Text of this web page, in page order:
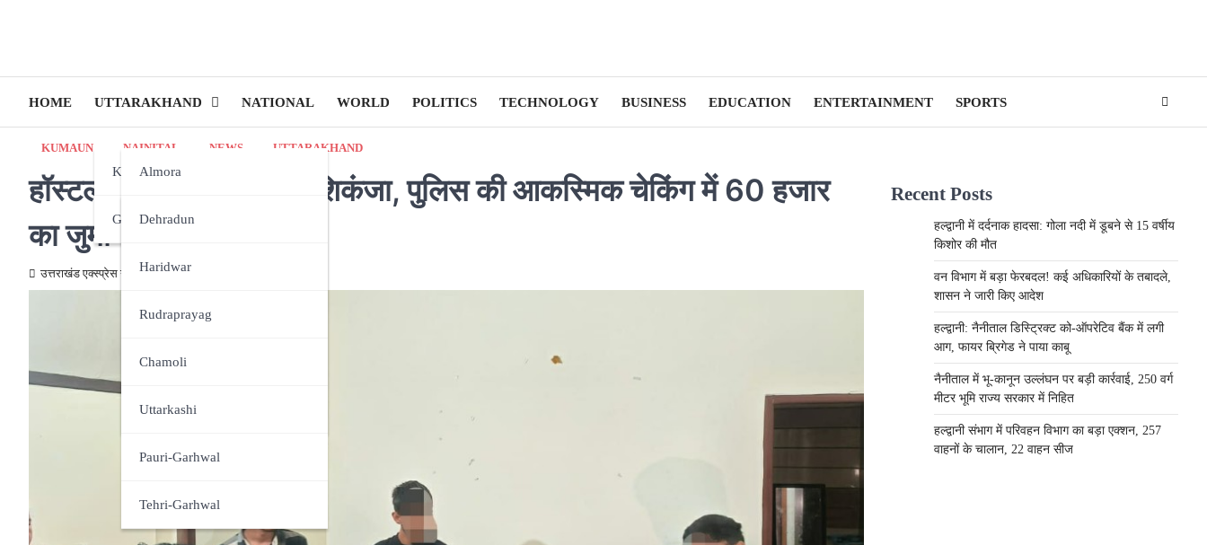
HOME UTTARAKHAND
KumaunAlmora
Bageshwar
Champawat
Nainital
Pithoragarh
Udham Singh Nagar
GarhwalDehradun
Haridwar
Rudraprayag
Chamoli
Uttarkashi
Pauri-Garhwal
Tehri-Garhwal
NATIONAL WORLD POLITICS TECHNOLOGY BUSINESS EDUCATION ENTERTAINMENT SPORTS
KUMAUN NAINITAL NEWS UTTARAKHAND
हॉस्टल–पीजी संचालकों पर शिकंजा, पुलिस की आकस्मिक चेकिंग में 60 हजार
का जुर्माना
उत्तराखंड एक्स्प्रेस न्यूज़ August 27, 2025
Recent Posts
हल्द्वानी में दर्दनाक हादसा: गोला नदी में डूबने से 15 वर्षीय
किशोर की मौत
वन विभाग में बड़ा फेरबदल! कई अधिकारियों के तबादले,
शासन ने जारी किए आदेश
हल्द्वानी: नैनीताल डिस्ट्रिक्ट को-ऑपरेटिव बैंक में लगी
आग, फायर ब्रिगेड ने पाया काबू
नैनीताल में भू-कानून उल्लंघन पर बड़ी कार्रवाई, 250 वर्ग
मीटर भूमि राज्य सरकार में निहित
हल्द्वानी संभाग में परिवहन विभाग का बड़ा एक्शन, 257
वाहनों के चालान, 22 वाहन सीज